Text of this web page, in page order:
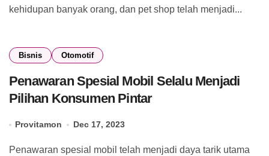
kehidupan banyak orang, dan pet shop telah menjadi...
Bisnis Otomotif
Penawaran Spesial Mobil Selalu Menjadi
Pilihan Konsumen Pintar
Provitamon Dec 17, 2023
Penawaran spesial mobil telah menjadi daya tarik utama